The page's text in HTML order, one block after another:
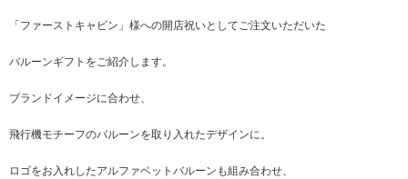
「ファーストキャビン」様への開店祝いとしてご注文いただいた
バルーンギフトをご紹介します。
ブランドイメージに合わせ、
飛行機モチーフのバルーンを取り入れたデザインに。
ロゴをお入れしたアルファベットバルーンも組み合わせ、